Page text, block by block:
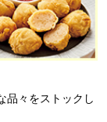
品々をストックし